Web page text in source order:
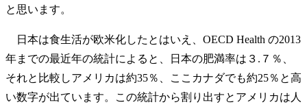
と思います。
日本は食生活が欧米化したとはいえ、OECD Health の2013
年までの最近年の統計によると、日本の肥満率は３.７％、
それと比較しアメリカは約35％、ここカナダでも約25％と高
い数字が出ています。この統計から割り出すとアメリカは人